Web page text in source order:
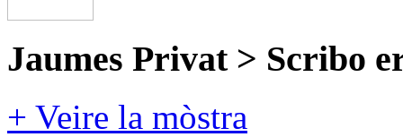
Jaumes Privat > Scribo
+ Veire la mòstra